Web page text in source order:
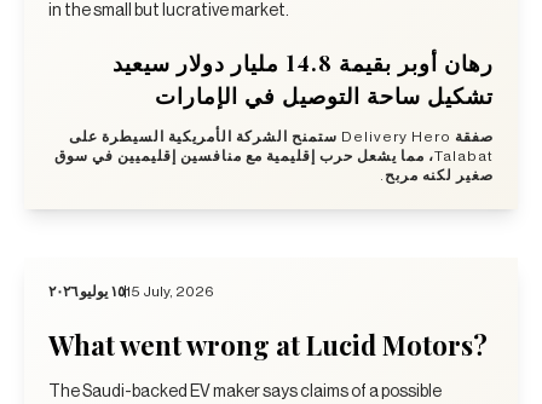
in the small but lucrative market.
رهان أوبر بقيمة 14.8 مليار دولار سيعيد
تشكيل ساحة التوصيل في الإمارات
صفقة Delivery Hero ستمنح الشركة الأمريكية السيطرة على
Talabat، مما يشعل حرب إقليمية مع منافسين إقليميين في سوق
صغير لكنه مربح.
١٥ يوليو ٢٠٢٦15 July, 2026
What went wrong at Lucid Motors?
The Saudi-backed EV maker says claims of a possible